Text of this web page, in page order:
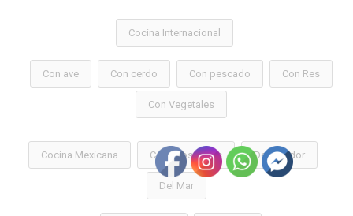
Cocina Internacional
Con ave Con cerdo Con pescado Con Res
Con Vegetales
Cocina Mexicana Consejos y Más Del Asador
Del Mar